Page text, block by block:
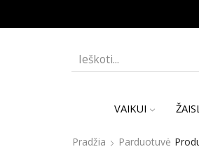
VAIKUI
Pradžia Parduotuvė